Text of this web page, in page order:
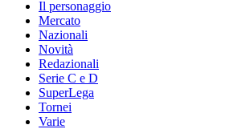
Il personaggio
Mercato
Nazionali
Novità
Redazionali
Serie C e D
SuperLega
Tornei
Varie